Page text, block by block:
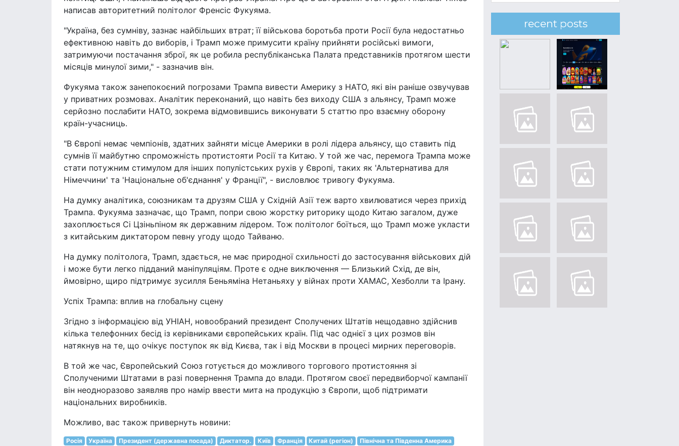
написав авторитетний політолог Френсіс Фукуяма.
"Україна, без сумніву, зазнає найбільших втрат; її військова боротьба проти Росії була недостатньо
ефективною навіть до виборів, і Трамп може примусити країну прийняти російські вимоги,
затримуючи постачання зброї, як це робила республіканська Палата представників протягом шести
місяців минулої зими," - зазначив він.
Фукуяма також занепокоєний погрозами Трампа вивести Америку з НАТО, які він раніше озвучував
у приватних розмовах. Аналітик переконаний, що навіть без виходу США з альянсу, Трамп може
серйозно послабити НАТО, зокрема відмовившись виконувати 5 статтю про взаємну оборону
країн-учасниць.
"В Європі немає чемпіонів, здатних зайняти місце Америки в ролі лідера альянсу, що ставить під
сумнів її майбутню спроможність протистояти Росії та Китаю. У той же час, перемога Трампа може
стати потужним стимулом для інших популістських рухів у Європі, таких як 'Альтернатива для
Німеччини' та 'Національне об'єднання' у Франції", - висловлює тривогу Фукуяма.
На думку аналітика, союзникам та друзям США у Східній Азії теж варто хвилюватися через прихід
Трампа. Фукуяма зазначає, що Трамп, попри свою жорстку риторику щодо Китаю загалом, дуже
захоплюється Сі Цзіньпіном як державним лідером. Тож політолог боїться, що Трамп може укласти
з китайським диктатором певну угоду щодо Тайваню.
На думку політолога, Трамп, здається, не має природної схильності до застосування військових дій
і може бути легко підданий маніпуляціям. Проте є одне виключення — Близький Схід, де він,
ймовірно, щиро підтримує зусилля Беньяміна Нетаньяху у війнах проти ХАМАС, Хезболли та Ірану.
Успіх Трампа: вплив на глобальну сцену
Згідно з інформацією від УНІАН, новообраний президент Сполучених Штатів нещодавно здійснив
кілька телефонних бесід із керівниками європейських країн. Під час однієї з цих розмов він
натякнув на те, що очікує поступок як від Києва, так і від Москви в процесі мирних переговорів.
В той же час, Європейський Союз готується до можливого торгового протистояння зі
Сполученими Штатами в разі повернення Трампа до влади. Протягом своєї передвиборчої кампанії
він неодноразово заявляв про намір ввести мита на продукцію з Європи, щоб підтримати
національних виробників.
Можливо, вас також привернуть новини:
Росія Україна Президент (державна посада) Диктатор. Київ Франція Китай (регіон) Північна та Південна Америка
recent posts